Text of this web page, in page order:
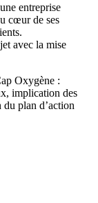
entreprise
cœur de ses
avec la mise
Oxygène :
implication des
plan d’action